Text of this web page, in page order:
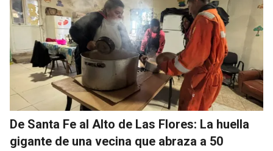
De Santa Fe al Alto de Las Flores: La huella
gigante de una vecina que abraza a 50